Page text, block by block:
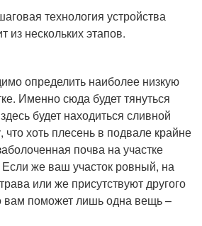
технология устройства
из нескольких этапов.
определить наиболее низкую
Именно сюда будет тянуться
будет находиться сливной
хоть плесень в подвале крайне
почва на участке
же ваш участок ровный, на
или же присутствуют другого
вам поможет лишь одна вещь –